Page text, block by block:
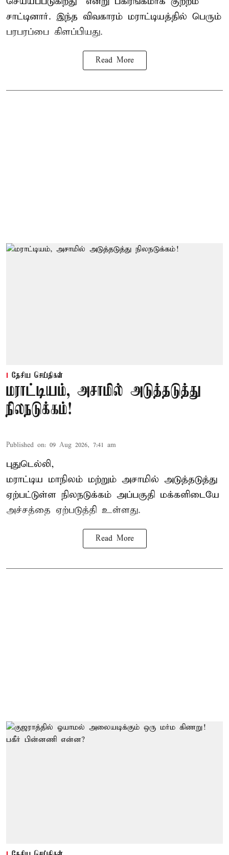
சாட்டினார். இந்த விவகாரம் மராட்டியத்தில் பெரும்
பரபரப்பை கிளப்பியது.
Read More
தேசிய செய்திகள்
மராட்டியம், அசாமில் அடுத்தடுத்து
நிலநடுக்கம்!
Published on: 09 Aug 2026, 7:41 am
புதுடெல்லி,
மராட்டிய மாநிலம் மற்றும் அசாமில் அடுத்தடுத்து
ஏற்பட்டுள்ள நிலநடுக்கம் அப்பகுதி மக்களிடையே
அச்சத்தை ஏற்படுத்தி உள்ளது.
Read More